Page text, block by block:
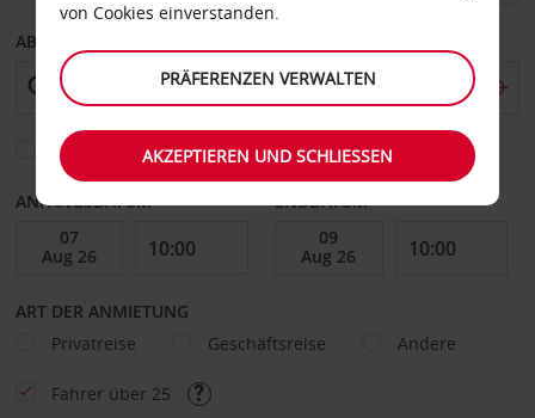
ABHOLEN VON
Eine andere Rückgabestation auswählen
ANFANGSDATUM ENDDATUM
ART DER ANMIETUNG
Privatreise
Geschäftsreise Andere
Fahrer über 25
von Cookies einverstanden.
PRÄFERENZEN VERWALTEN
AKZEPTIEREN UND SCHLIESSEN